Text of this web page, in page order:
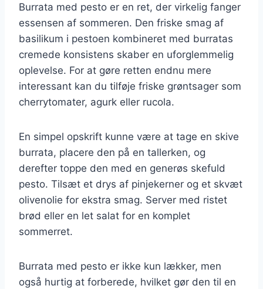
Burrata med pesto er en ret, der virkelig fanger
essensen af sommeren. Den friske smag af
basilikum i pestoen kombineret med burratas
cremede konsistens skaber en uforglemmelig
oplevelse. For at gøre retten endnu mere
interessant kan du tilføje friske grøntsager som
cherrytomater, agurk eller rucola.
En simpel opskrift kunne være at tage en skive
burrata, placere den på en tallerken, og
derefter toppe den med en generøs skefuld
pesto. Tilsæt et drys af pinjekerner og et skvæt
olivenolie for ekstra smag. Server med ristet
brød eller en let salat for en komplet
sommerret.
Burrata med pesto er ikke kun lækker, men
også hurtig at forberede, hvilket gør den til en